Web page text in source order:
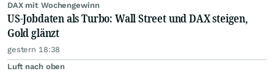
DAX mit Wochengewinn
US-Jobdaten als Turbo: Wall Street und DAX steigen,
Gold glänzt
gestern 18:38
Luft nach oben